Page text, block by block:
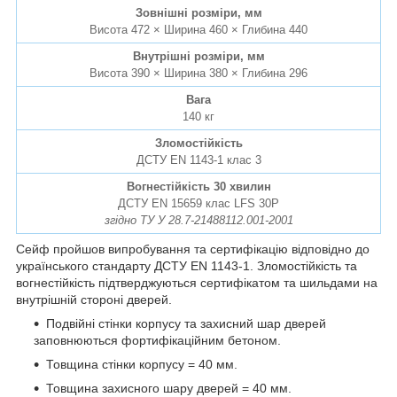
Зовнішні розміри, мм
Висота 472 × Ширина 460 × Глибина 440
Внутрішні розміри, мм
Висота 390 × Ширина 380 × Глибина 296
Вага
140 кг
Зломостійкість
ДСТУ EN 1143-1 клас 3
Вогнестійкість 30 хвилин
ДСТУ EN 15659 клас LFS 30P
згідно ТУ У 28.7-21488112.001-2001
Сейф пройшов випробування та сертифікацію відповідно до
українського стандарту ДСТУ EN 1143-1. Зломостійкість та
вогнестійкість підтверджуються сертифікатом та шильдами на
внутрішній стороні дверей.
Подвійні стінки корпусу та захисний шар дверей
заповнюються фортифікаційним бетоном.
Товщина стінки корпусу = 40 мм.
Товщина захисного шару дверей = 40 мм.